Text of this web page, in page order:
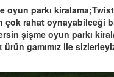
oyun parkı
çok rahat oynayabilceği
şişme oyun parkı
ürün gamımız ile